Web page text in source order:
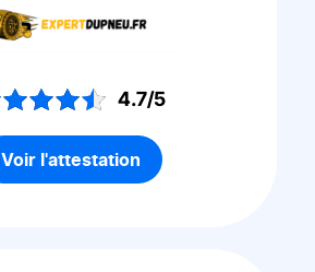
4.7/5
Voir l'attestation